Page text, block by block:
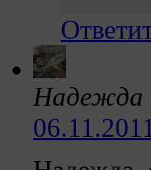
Надежда